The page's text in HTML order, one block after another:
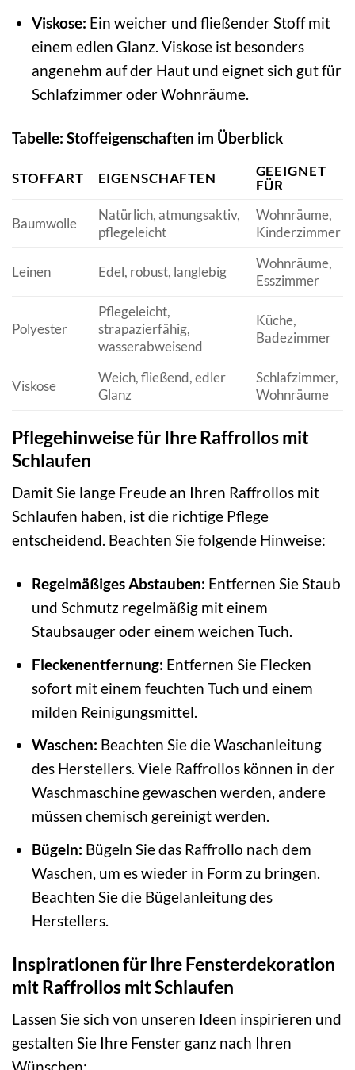
Viskose: Ein weicher und fließender Stoff mit
einem edlen Glanz. Viskose ist besonders
angenehm auf der Haut und eignet sich gut für
Schlafzimmer oder Wohnräume.
Tabelle: Stoffeigenschaften im Überblick
STOFFART EIGENSCHAFTEN
GEEIGNET
FÜR
Baumwolle
Natürlich, atmungsaktiv,
pflegeleicht
Wohnräume,
Kinderzimmer
Leinen Edel, robust, langlebig
Wohnräume,
Esszimmer
Polyester
Pflegeleicht,
strapazierfähig,
wasserabweisend
Küche,
Badezimmer
Viskose
Weich, fließend, edler
Glanz
Schlafzimmer,
Wohnräume
Pflegehinweise für Ihre Raffrollos mit
Schlaufen
Damit Sie lange Freude an Ihren Raffrollos mit
Schlaufen haben, ist die richtige Pflege
entscheidend. Beachten Sie folgende Hinweise:
Regelmäßiges Abstauben: Entfernen Sie Staub
und Schmutz regelmäßig mit einem
Staubsauger oder einem weichen Tuch.
Fleckenentfernung: Entfernen Sie Flecken
sofort mit einem feuchten Tuch und einem
milden Reinigungsmittel.
Waschen: Beachten Sie die Waschanleitung
des Herstellers. Viele Raffrollos können in der
Waschmaschine gewaschen werden, andere
müssen chemisch gereinigt werden.
Bügeln: Bügeln Sie das Raffrollo nach dem
Waschen, um es wieder in Form zu bringen.
Beachten Sie die Bügelanleitung des
Herstellers.
Inspirationen für Ihre Fensterdekoration
mit Raffrollos mit Schlaufen
Lassen Sie sich von unseren Ideen inspirieren und
gestalten Sie Ihre Fenster ganz nach Ihren